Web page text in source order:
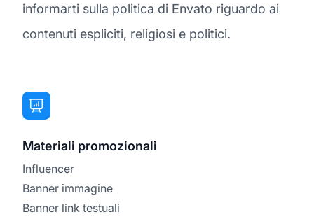
informarti sulla politica di Envato riguardo ai
contenuti espliciti, religiosi e politici.
Materiali promozionali
Influencer
Banner immagine
Banner link testuali